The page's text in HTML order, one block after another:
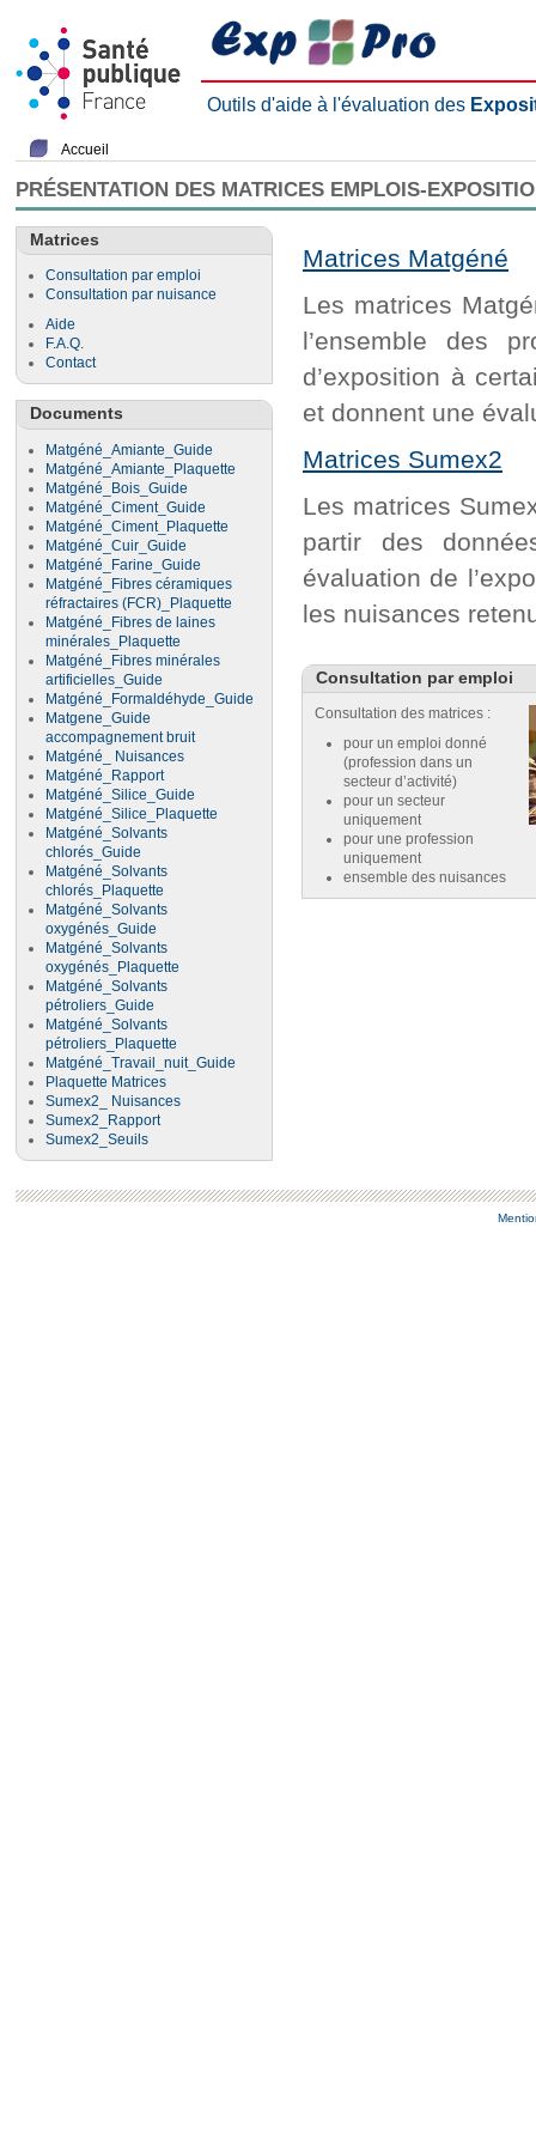
Outils d'aide à l'évaluation des
Accueil
PRÉSENTATION DES MATRICES EMPLOIS-
Matrices
Consultation par emploi
Consultation par nuisance
Aide
F.A.Q.
Contact
Documents
Matgéné_Amiante_Guide
Matgéné_Amiante_Plaquette
Matgéné_Bois_Guide
Matgéné_Ciment_Guide
Matgéné_Ciment_Plaquette
Matgéné_Cuir_Guide
Matgéné_Farine_Guide
Matgéné_Fibres céramiques
réfractaires (FCR)_Plaquette
Matgéné_Fibres de laines
minérales_Plaquette
Matgéné_Fibres minérales
artificielles_Guide
Matgéné_Formaldéhyde_Guide
Matgene_Guide
accompagnement bruit
Matgéné_ Nuisances
Matgéné_Rapport
Matgéné_Silice_Guide
Matgéné_Silice_Plaquette
Matgéné_Solvants
chlorés_Guide
Matgéné_Solvants
chlorés_Plaquette
Matgéné_Solvants
oxygénés_Guide
Matgéné_Solvants
oxygénés_Plaquette
Matgéné_Solvants
pétroliers_Guide
Matgéné_Solvants
pétroliers_Plaquette
Matgéné_Travail_nuit_Guide
Plaquette Matrices
Sumex2_ Nuisances
Sumex2_Rapport
Sumex2_Seuils
Matrices Matgéné
Les matrices
l’ensemble des
d’exposition à
et donnent une
Matrices Sumex2
Les matrices
partir des
évaluation de
les nuisances
Consultation par emploi
Consultation des matrices :
pour un emploi donné
(profession dans un
secteur d’activité)
pour un secteur
uniquement
pour une profession
uniquement
ensemble des nuisances